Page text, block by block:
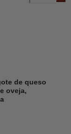
de queso
oveja,